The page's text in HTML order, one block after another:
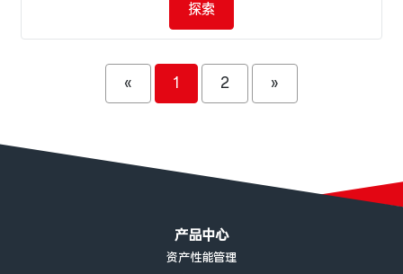
探索
« 1 2 »
产品中心
资产性能管理